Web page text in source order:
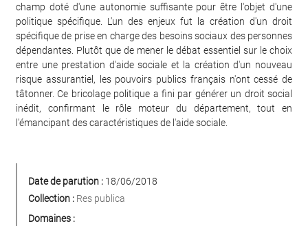
champ doté d'une autonomie suffisante pour être l'objet d'une
politique spécifique. L'un des enjeux fut la création d'un droit
spécifique de prise en charge des besoins sociaux des personnes
dépendantes. Plutôt que de mener le débat essentiel sur le choix
entre une prestation d'aide sociale et la création d'un nouveau
risque assurantiel, les pouvoirs publics français n'ont cessé de
tâtonner. Ce bricolage politique a fini par générer un droit social
inédit, confirmant le rôle moteur du département, tout en
l'émancipant des caractéristiques de l'aide sociale.
Date de parution : 18/06/2018
Collection : Res publica
Domaines :